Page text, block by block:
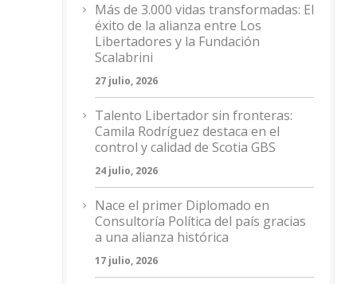
Más de 3.000 vidas transformadas: El
éxito de la alianza entre Los
Libertadores y la Fundación
Scalabrini
27 julio, 2026
Talento Libertador sin fronteras:
Camila Rodríguez destaca en el
control y calidad de Scotia GBS
24 julio, 2026
Nace el primer Diplomado en
Consultoría Política del país gracias
a una alianza histórica
17 julio, 2026